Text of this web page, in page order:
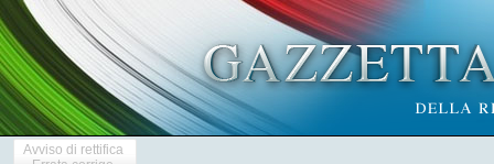
Avviso di rettifica